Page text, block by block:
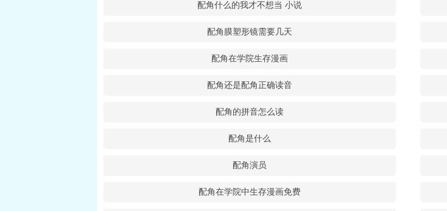
配角什么的我才不想当 小说
配角膜塑形镜需要几天
配角在学院生存漫画
配角还是配角正确读音
配角的拼音怎么读
配角是什么
配角演员
配角在学院中生存漫画免费